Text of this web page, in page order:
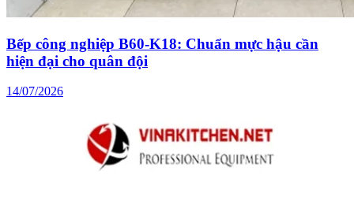
Bếp công nghiệp B60-K18: Chuẩn mực hậu cần
hiện đại cho quân đội
14/07/2026